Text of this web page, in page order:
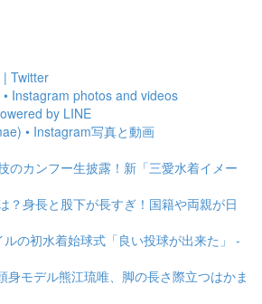
Twitter
Instagram photos and videos
by LINE
• Instagram写真と動画
のカンフー生披露！新「三愛水着イメー
？身長と股下が長すぎ！国籍や両親が日
の初水着始球式「良い投球が出来た」 -
身モデル熊江琉唯、脚の長さ際立つはかま